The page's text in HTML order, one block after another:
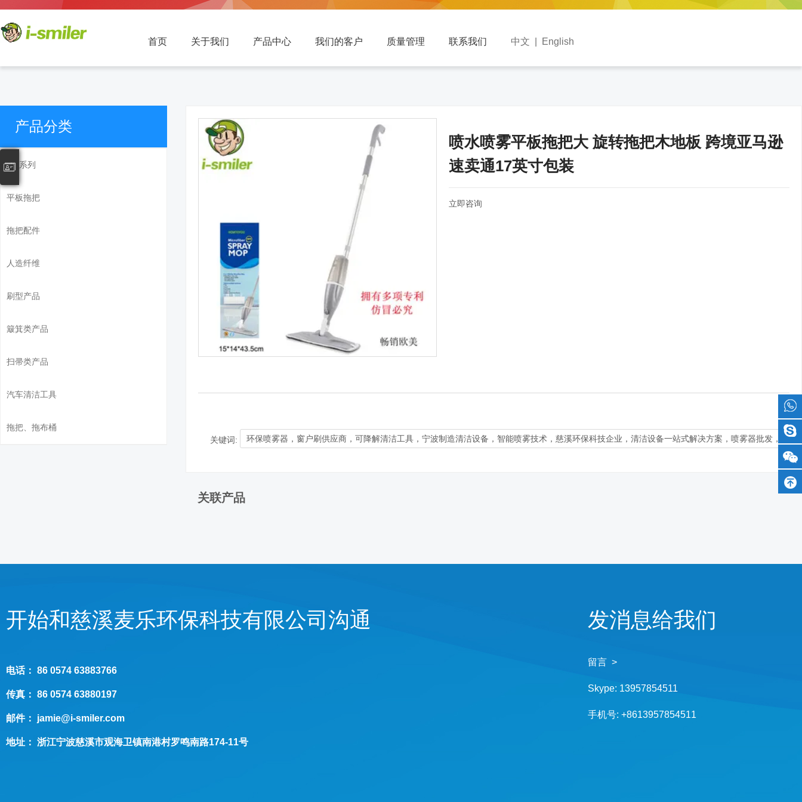
首页 关于我们 产品中心 我们的客户 质量管理 联系我们 中文 | English
产品分类
SM系列
平板拖把
拖把配件
人造纤维
刷型产品
簸箕类产品
扫帚类产品
汽车清洁工具
拖把、拖布桶
喷水喷雾平板拖把大 旋转拖把木地板 跨境亚马逊
速卖通17英寸包装
立即咨询
关键词: 环保喷雾器，窗户刷供应商，可降解清洁工具，宁波制造清洁设备，智能喷雾技术，慈溪环保科技企业，清洁设备一站式解决方案，喷雾器批发，窗户
关联产品
开始和慈溪麦乐环保科技有限公司沟通
电话： 86 0574 63883766
传真： 86 0574 63880197
邮件： jamie@i-smiler.com
地址： 浙江宁波慈溪市观海卫镇南港村罗鸣南路174-11号
发消息给我们
留言 >
Skype: 13957854511
手机号: +8613957854511